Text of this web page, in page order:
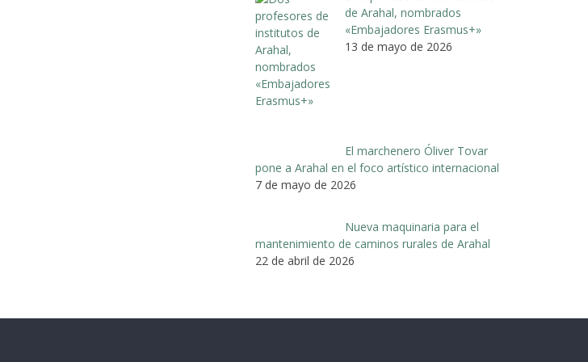
de Arahal, nombrados
«Embajadores Erasmus+»
13 de mayo de 2026
El marchenero Óliver Tovar
pone a Arahal en el foco artístico internacional
7 de mayo de 2026
Nueva maquinaria para el
mantenimiento de caminos rurales de Arahal
22 de abril de 2026